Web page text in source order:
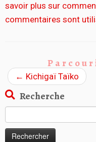
savoir plus sur
commentaires sont
← Kichigaï Taïko
Recherche